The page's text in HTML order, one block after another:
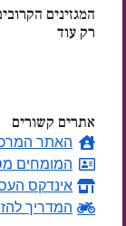
המגזינים
רק עוד
אתרים קשורים
האתר
המומחים
אינדקס
המדריך